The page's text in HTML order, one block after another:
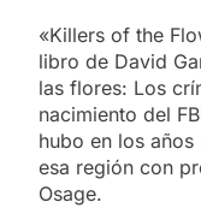
«Killers of the
libro de David
las flores: Los
nacimiento del
hubo en los
esa región con
Osage.